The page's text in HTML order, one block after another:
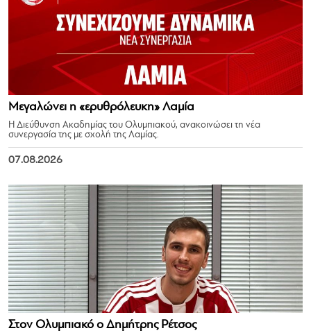
Μεγαλώνει η «ερυθρόλευκη» Λαμία
Η Διεύθυνση Ακαδημίας του Ολυμπιακού, ανακοινώσει τη νέα
συνεργασία της με σχολή της Λαμίας.
07.08.2026
Στον Ολυμπιακό ο Δημήτρης Ρέτσος